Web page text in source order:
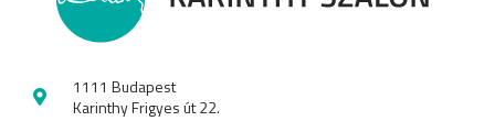
1111 Budapest
Karinthy Frigyes út 22.